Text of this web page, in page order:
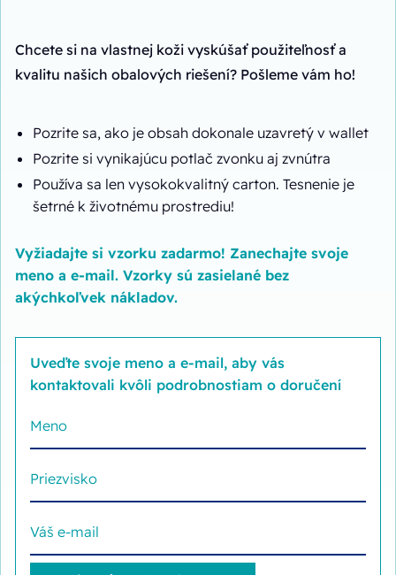
Chcete si na vlastnej koži vyskúšať použiteľnosť a
kvalitu našich obalových riešení? Pošleme vám ho!
Pozrite sa, ako je obsah dokonale uzavretý v wallet
Pozrite si vynikajúcu potlač zvonku aj zvnútra
Používa sa len vysokokvalitný carton. Tesnenie je
šetrné k životnému prostrediu!
Vyžiadajte si vzorku zadarmo! Zanechajte svoje
meno a e-mail. Vzorky sú zasielané bez
akýchkoľvek nákladov.
Uveďte svoje meno a e-mail, aby vás
kontaktovali kvôli podrobnostiam o doručení